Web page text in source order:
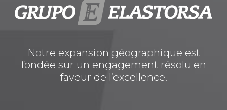
Notre expansion géographique est
fondée sur un engagement résolu en
faveur de l’excellence.